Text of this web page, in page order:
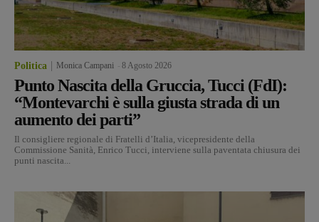
Politica Monica Campani 8 Agosto 2026
Punto Nascita della Gruccia, Tucci (FdI):
“Montevarchi è sulla giusta strada di un
aumento dei parti”
Il consigliere regionale di Fratelli d’Italia, vicepresidente della
Commissione Sanità, Enrico Tucci, interviene sulla paventata chiusura dei
punti nascita...